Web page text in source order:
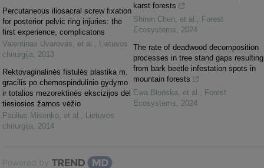
Percutaneous iliosacral screw fixation
for posterior pelvic ring injuries: the
first experience, complicatons
Valentinas Uvarovas, et al.
Lietuvos
chirurgija
2013
Rektovaginalinės fistulės plastika m.
gracilis po chemospindulinio gydymo
ir totalios mezorektinės ekscizijos dėl
tiesiosios žarnos vėžio
Paulius Misenko, et al.
Lietuvos
chirurgija
2014
karst forests
Shiren Chen, et al.
Forest
Ecosystems
2024
The rate of deadwood decomposition
processes in tree stand gaps resulting
from bark beetle infestation spots in
mountain forests
Ewa Błońska, et al.
Forest
Ecosystems
2024
Powered by